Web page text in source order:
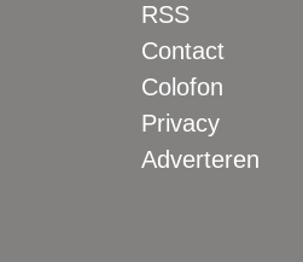
RSS
Contact
Colofon
Privacy
Adverteren